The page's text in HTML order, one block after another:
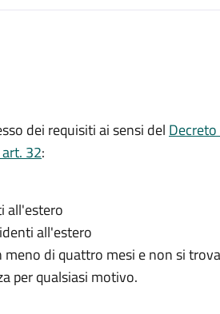
dei requisiti ai sensi del
32:
all'estero
all'estero
di quattro mesi e non si
per qualsiasi motivo.